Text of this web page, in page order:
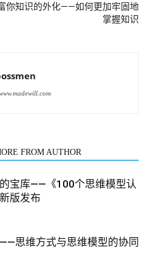
你知识的外化——如何更加牢固地
掌握知识
FROM AUTHOR
宝库——《100个思维模型认
版发布
思维方式与思维模型的协同